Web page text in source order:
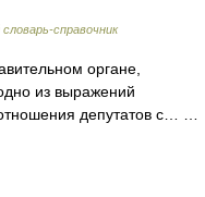
справочник
органе,
из выражений
депутатов с… …